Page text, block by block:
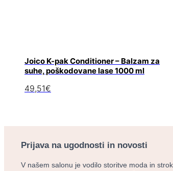
Joico K-pak Conditioner – Balzam za
suhe, poškodovane lase 1000 ml
49,51€
Prijava na ugodnosti in novosti
V našem salonu je vodilo storitve moda in